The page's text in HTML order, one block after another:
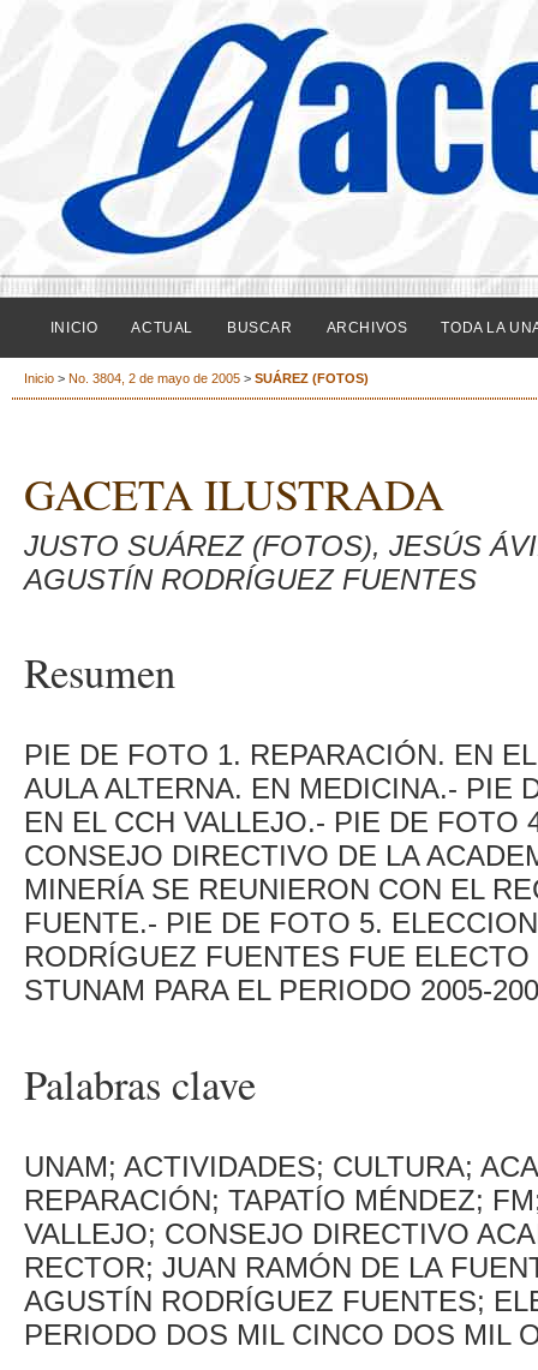
INICIO ACTUAL BUSCAR ARCHIVOS TODA LA
Inicio > No. 3804, 2 de mayo de 2005 > SUÁREZ (FOTOS)
GACETA ILUSTRADA
JUSTO SUÁREZ (FOTOS), JESÚS
AGUSTÍN RODRÍGUEZ FUENTES
Resumen
PIE DE FOTO 1. REPARACIÓN. EN
AULA ALTERNA. EN MEDICINA.- PIE
EN EL CCH VALLEJO.- PIE DE
CONSEJO DIRECTIVO DE LA
MINERÍA SE REUNIERON CON EL
FUENTE.- PIE DE FOTO 5.
RODRÍGUEZ FUENTES FUE
STUNAM PARA EL PERIODO 2005-
Palabras clave
UNAM; ACTIVIDADES; CULTURA;
REPARACIÓN; TAPATÍO MÉNDEZ;
VALLEJO; CONSEJO DIRECTIVO
RECTOR; JUAN RAMÓN DE LA
AGUSTÍN RODRÍGUEZ FUENTES;
PERIODO DOS MIL CINCO DOS MIL